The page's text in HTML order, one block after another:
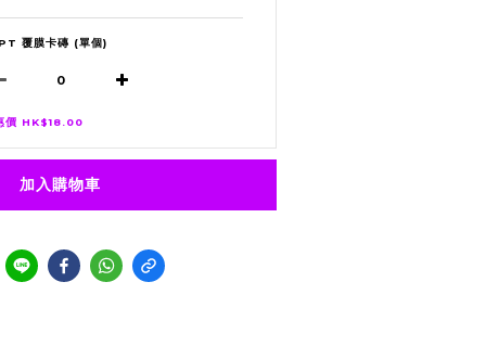
覆膜卡磚 (單個)
價 HK$18.00
加入購物車